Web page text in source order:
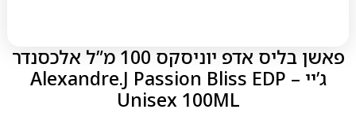
פאשן בליס אדפ יוניסקס 100 מ”ל אלכסנדר
ג’יי – Alexandre.J Passion Bliss EDP
Unisex 100ML